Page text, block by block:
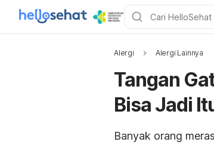
Alergi Alergi Lainnya
Tangan
Bisa Jadi
Banyak orang